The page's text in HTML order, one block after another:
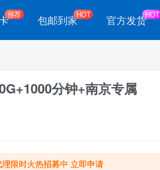
推荐 包邮到家HOT 官方发货HOT
分钟+南京专属
限时火热招募中 立即申请